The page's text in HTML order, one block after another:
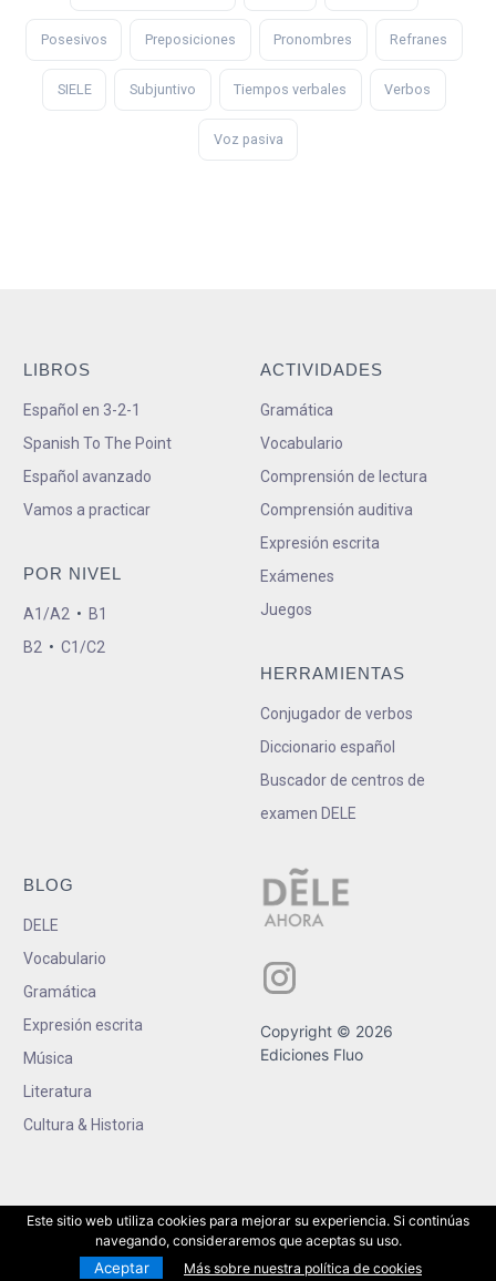
Posesivos Preposiciones Pronombres Refranes
SIELE Subjuntivo Tiempos verbales Verbos
Voz pasiva
LIBROS
Español en 3-2-1
Spanish To The Point
Español avanzado
Vamos a practicar
POR NIVEL
A1/A2 • B1
B2 • C1/C2
ACTIVIDADES
Gramática
Vocabulario
Comprensión de lectura
Comprensión auditiva
Expresión escrita
Exámenes
Juegos
HERRAMIENTAS
Conjugador de verbos
Diccionario español
Buscador de centros de
examen DELE
BLOG
DELE
Vocabulario
Gramática
Expresión escrita
Música
Literatura
Cultura & Historia
Copyright © 2026
Ediciones Fluo
Este sitio web utiliza cookies para mejorar su experiencia. Si continúas
navegando, consideraremos que aceptas su uso.
Aceptar Más sobre nuestra política de cookies